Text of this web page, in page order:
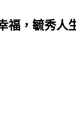
福，毓秀人